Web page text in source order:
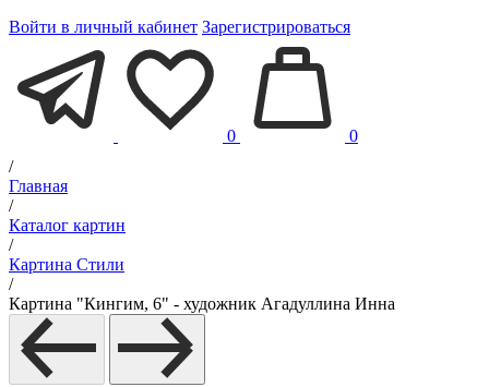
Войти в личный кабинет Зарегистрироваться
0
0
/
Главная
/
Каталог картин
/
Картина Стили
/
Картина "Кингим, 6" - художник Агадуллина Инна